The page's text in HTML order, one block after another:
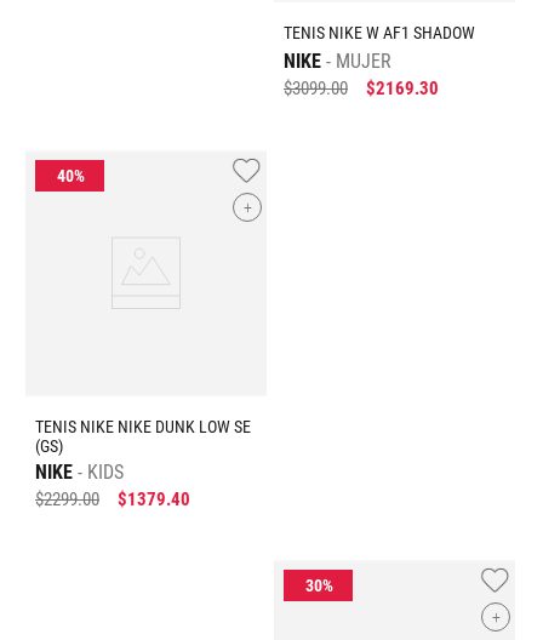
TENIS NIKE W AF1 SHADOW
NIKE MUJER
$3099.00 $2169.30
+
TENIS NIKE NIKE DUNK LOW SE
(GS)
NIKE KIDS
$2299.00 $1379.40
+